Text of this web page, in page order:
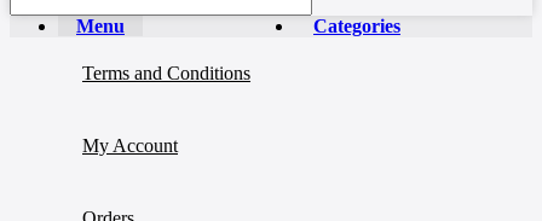
Menu Categories
Terms and Conditions
My Account